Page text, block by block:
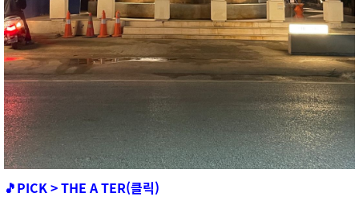
🎵PICK >THE A TER(클릭)